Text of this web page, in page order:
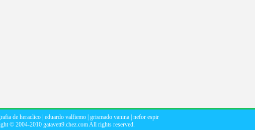
de heraclico eduardo valfiemo grismado vanina nefor espir
© 2004-2010 gatavett9.chez.comAll rights reserved.